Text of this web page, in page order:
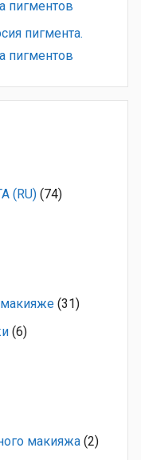
пигментов
пигмента.
пигментов
(RU) (74)
макияже (31)
(6)
макияжа (2)